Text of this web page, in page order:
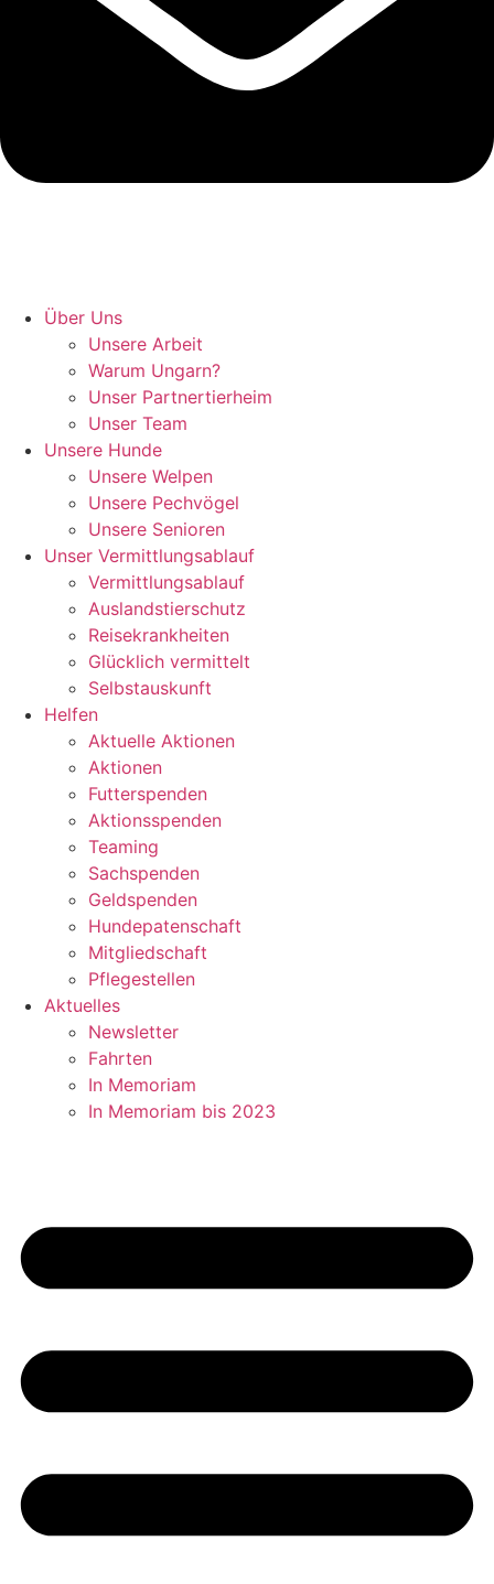
Über Uns
Unsere Arbeit
Warum Ungarn?
Unser Partnertierheim
Unser Team
Unsere Hunde
Unsere Welpen
Unsere Pechvögel
Unsere Senioren
Unser Vermittlungsablauf
Vermittlungsablauf
Auslandstierschutz
Reisekrankheiten
Glücklich vermittelt
Selbstauskunft
Helfen
Aktuelle Aktionen
Aktionen
Futterspenden
Aktionsspenden
Teaming
Sachspenden
Geldspenden
Hundepatenschaft
Mitgliedschaft
Pflegestellen
Aktuelles
Newsletter
Fahrten
In Memoriam
In Memoriam bis 2023